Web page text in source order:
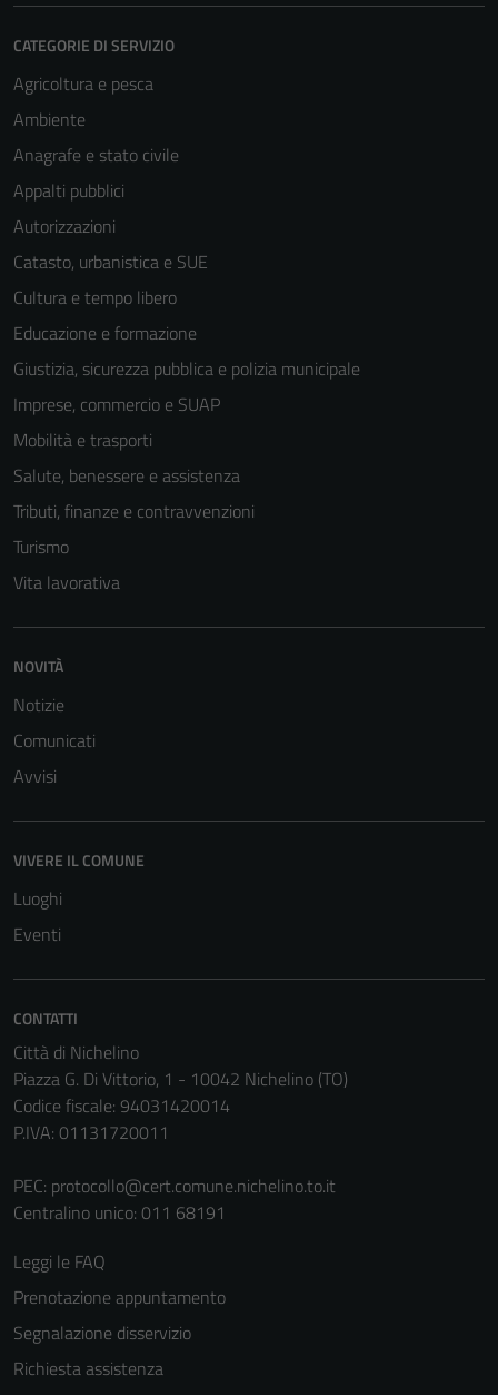
CATEGORIE DI SERVIZIO
Agricoltura e pesca
Ambiente
Anagrafe e stato civile
Appalti pubblici
Autorizzazioni
Catasto, urbanistica e SUE
Cultura e tempo libero
Educazione e formazione
Giustizia, sicurezza pubblica e polizia municipale
Imprese, commercio e SUAP
Mobilità e trasporti
Salute, benessere e assistenza
Tributi, finanze e contravvenzioni
Turismo
Vita lavorativa
NOVITÀ
Notizie
Comunicati
Avvisi
VIVERE IL COMUNE
Luoghi
Eventi
CONTATTI
Città di Nichelino
Piazza G. Di Vittorio, 1 - 10042 Nichelino (TO)
Codice fiscale: 94031420014
P.IVA: 01131720011
PEC: protocollo@cert.comune.nichelino.to.it
Centralino unico: 011 68191
Leggi le FAQ
Prenotazione appuntamento
Segnalazione disservizio
Richiesta assistenza
per il
essere
informazioni